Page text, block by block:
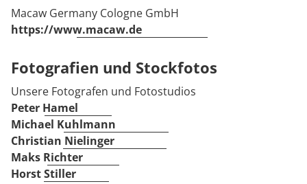
Macaw Germany Cologne GmbH
https://www.macaw.de
Fotografien und Stockfotos
Unsere Fotografen und Fotostudios
Peter Hamel
Michael Kuhlmann
Christian Nielinger
Maks Richter
Horst Stiller